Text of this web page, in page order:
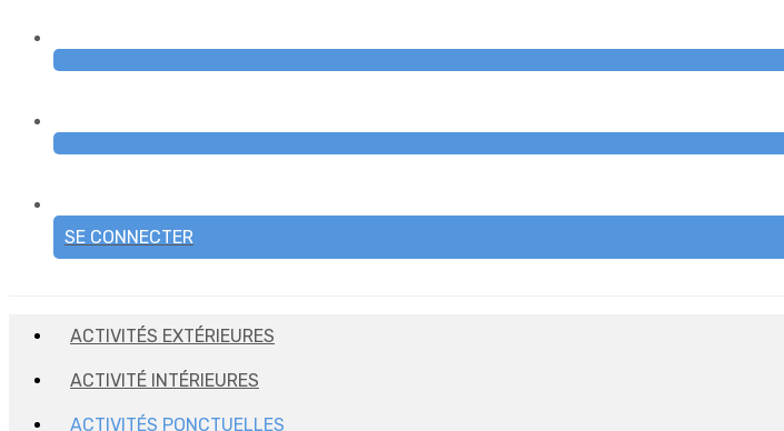
SE CONNECTER
ACTIVITÉS EXTÉRIEURES
ACTIVITÉ INTÉRIEURES
ACTIVITÉS PONCTUELLES